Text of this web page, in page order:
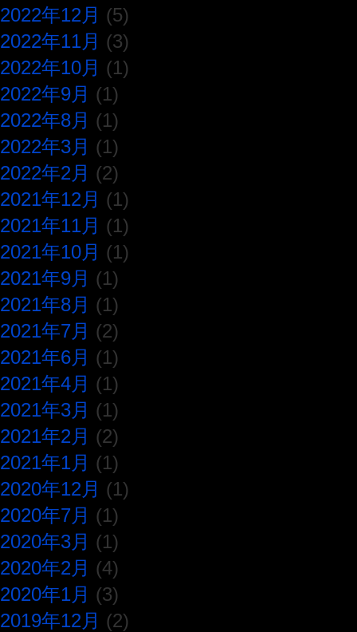
2022年12月 (5)
2022年11月 (3)
2022年10月 (1)
2022年9月 (1)
2022年8月 (1)
2022年3月 (1)
2022年2月 (2)
2021年12月 (1)
2021年11月 (1)
2021年10月 (1)
2021年9月 (1)
2021年8月 (1)
2021年7月 (2)
2021年6月 (1)
2021年4月 (1)
2021年3月 (1)
2021年2月 (2)
2021年1月 (1)
2020年12月 (1)
2020年7月 (1)
2020年3月 (1)
2020年2月 (4)
2020年1月 (3)
2019年12月 (2)